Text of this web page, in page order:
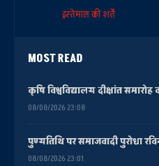
इस्तेमाल की शर्तें
MOST READ
कृषि विश्वविद्यालय दीक्षांत
08/08/2026 23:08
पुण्यतिथि पर समाजवादी पुरोधा
08/08/2026 23:01